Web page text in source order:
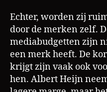
Echter, worden zij
door de merken zelf.
mediabudgetten zijn
een merk heeft. De
krijgt zijn vaak ook
hen. Albert Heijn